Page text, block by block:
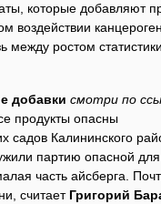
которые добавляют
воздействии
между ростом
добавки смотри по
продукты опасны
садов Калининского
партию опасной
часть айсберга.
считает Григорий